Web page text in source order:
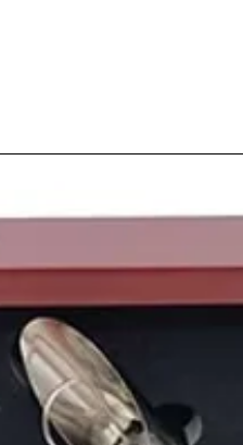
pero si por algo vamos a
general
los que se conocieron
ocho millones de trabajadores y
no acudieron a sus tareas
su descontento con el gobierno.
reciente entrada en la Unión
cambios en ciertas